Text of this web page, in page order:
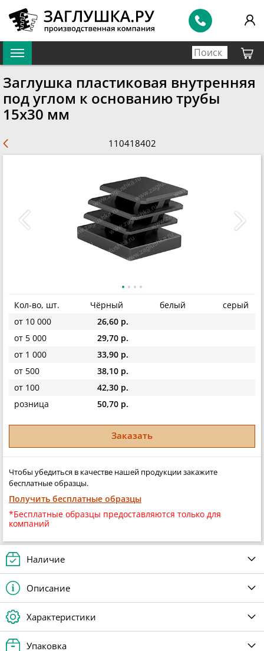
Заглушка пластиковая внутренняя
под углом к основанию трубы
15х30 мм
110418402
Кол-во, шт. Чёрный белый
серый
от 10 000
26,60 р.
от 5 000
29,70 р.
от 1 000
33,90 р.
от 500
38,10 р.
от 100
42,30 р.
розница
50,70 р.
Заказать
Чтобы убедиться в качестве нашей продукции закажите
бесплатные образцы.
Получить бесплатные образцы
*Бесплатные образцы предоставляются только для
компаний
Наличие
Описание
Характеристики
Упаковка